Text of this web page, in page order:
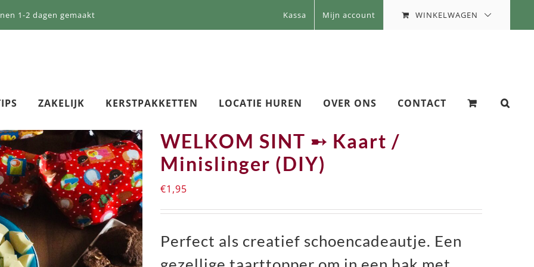
1-2 dagen gemaakt Kassa Mijn account WINKELWAGEN
ZAKELIJK KERSTPAKKETTEN LOCATIE HUREN OVER ONS CONTACT
WELKOM SINT ➸ Kaart /
Minislinger (DIY)
€1,95
Perfect als creatief schoencadeautje. Een